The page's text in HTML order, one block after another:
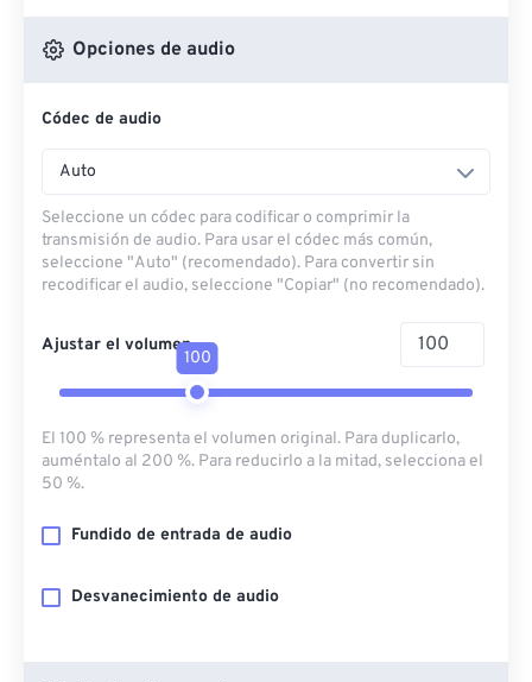
Opciones de audio
Códec de audio
Auto
Seleccione un códec para codificar o comprimir la
transmisión de audio. Para usar el códec más común,
seleccione "Auto" (recomendado). Para convertir sin
recodificar el audio, seleccione "Copiar" (no recomendado).
Ajustar el volumen
100
El 100 % representa el volumen original. Para duplicarlo,
auméntalo al 200 %. Para reducirlo a la mitad, selecciona el
50 %.
Fundido de entrada de audio
Desvanecimiento de audio